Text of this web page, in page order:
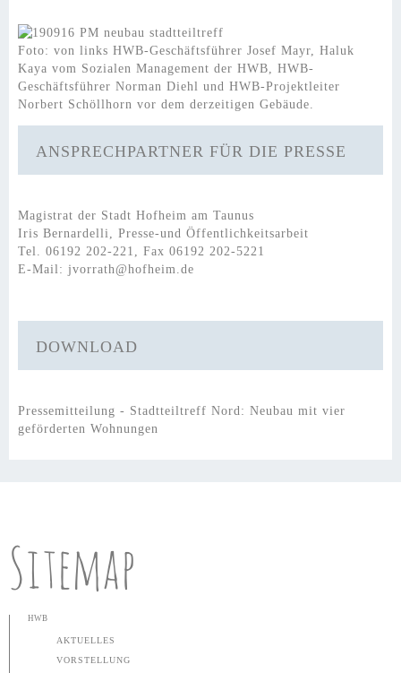
Foto: von links HWB-Geschäftsführer Josef Mayr, Haluk
Kaya vom Sozialen Management der HWB, HWB-
Geschäftsführer Norman Diehl und HWB-Projektleiter
Norbert Schöllhorn vor dem derzeitigen Gebäude.
ANSPRECHPARTNER FÜR DIE PRESSE
Magistrat der Stadt Hofheim am Taunus
Iris Bernardelli, Presse-und Öffentlichkeitsarbeit
Tel. 06192 202-221, Fax 06192 202-5221
E-Mail: jvorrath@hofheim.de
DOWNLOAD
Pressemitteilung - Stadtteiltreff Nord: Neubau mit vier
geförderten Wohnungen
Sitemap
HWB
AKTUELLES
VORSTELLUNG